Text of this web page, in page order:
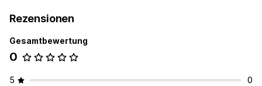
Rezensionen
Gesamtbewertung
0
5
0